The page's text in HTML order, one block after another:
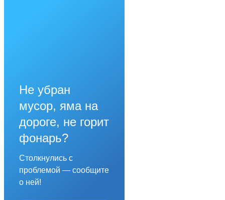
Не убран
мусор, яма на
дороге, не горит
фонарь?
Столкнулись с
проблемой — сообщите
о ней!